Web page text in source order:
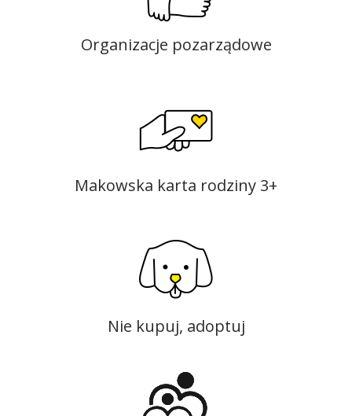
Organizacje pozarządowe
Makowska karta rodziny 3+
Nie kupuj, adoptuj